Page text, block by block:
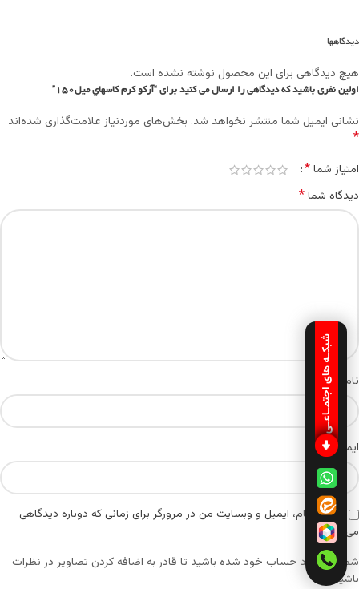
دیدگاهها
هیچ دیدگاهی برای این محصول نوشته نشده است.
اولین نفری باشید که دیدگاهی را ارسال می کنید برای “آرکو کرم کاسهاي ميل150”
نشانی ایمیل شما منتشر نخواهد شد. بخش‌های موردنیاز علامت‌گذاری شده‌اند
*
امتیاز شما*
دیدگاه شما*
نام
ایمیل *
ذخیره نام، ایمیل و وبسایت من در مرورگر برای زمانی که دوباره دیدگاهی
می‌نویسم.
شما باید وارد حساب خود شده باشید تا قادر به اضافه کردن تصاویر در نظرات
باشید.
شبکـه های اجتمـاعـی